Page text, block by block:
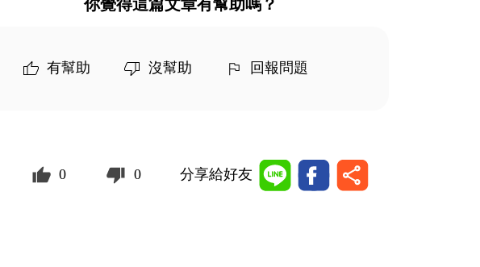
你覺得這篇文章有幫助嗎？
有幫助 沒幫助 回報問題
0 0 分享給好友